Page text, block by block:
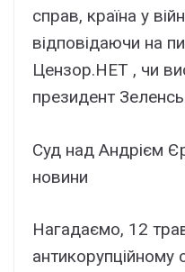
справ, країна у
відповідаючи на
Цензор.НЕТ , чи
президент
Суд над Андрієм
новини
Нагадаємо, 12
антикорупційному